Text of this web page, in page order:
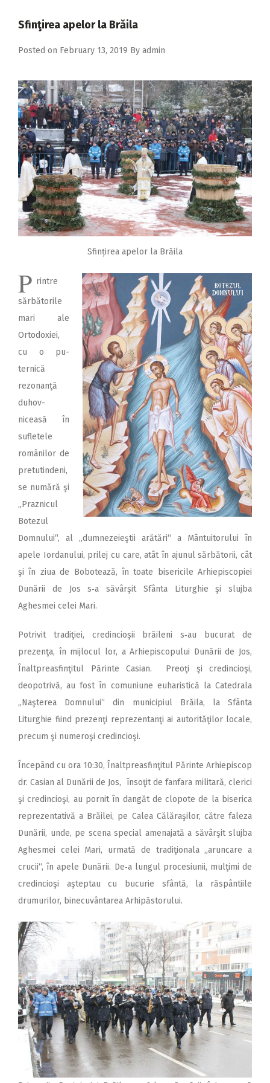
2017
2016
2014
2013
2012
2011
2010
2009
Sfinţirea apelor la Brăila
Posted on February 13, 2019 By admin
Sfințirea apelor la Brăila
P rintre
sărbătorile
mari ale
Ortodoxiei,
cu o pu­
ternică
rezonanţă
du­hov­
niceasă în
sufletele
românilor de
pretutindeni,
se numără şi
„Praznicul
Botezul
Domnului“, al ,,dumnezeieştii arătări“ a Mântuitorului în
apele Iordanului, prilej cu care, atât în ajunul sărbătorii, cât
şi în ziua de Bobotează, în toate bisericile Arhiepiscopiei
Dunării de Jos s‑a săvârşit Sfânta Liturghie şi slujba
Aghesmei celei Mari.
Potrivit tradiţiei, credincioşii brăileni s‑au bucurat de
prezenţa, în mijlocul lor, a Arhiepiscopului Dunării de Jos,
Înaltpreasfinţitul Părinte Casian. Preoţi şi credincioşi,
deopotrivă, au fost în comuniune euharistică la Catedrala
,,Naşterea Domnului“ din municipiul Brăila, la Sfânta
Liturghie fiind prezenţi reprezentanţi ai autorităţilor locale,
precum şi numeroşi credincioşi.
Începând cu ora 10:30, Înalt­preasfinţitul Părinte Arhiepiscop
dr. Casian al Dunării de Jos, însoţit de fanfara militară, clerici
şi credincioşi, au pornit în dangăt de clopote de la biserica
reprezentativă a Brăilei, pe Calea Călăraşilor, către faleza
Dunării, unde, pe scena special amenajată a săvârşit slujba
Aghesmei celei Mari, urmată de tradiţionala „aruncare a
crucii“, în apele Dunării. De‑a lungul procesiunii, mulţimi de
credincioşi aşteptau cu bucurie sfântă, la răspântiile
drumurilor, binecuvântarea Arhi­păstorului.